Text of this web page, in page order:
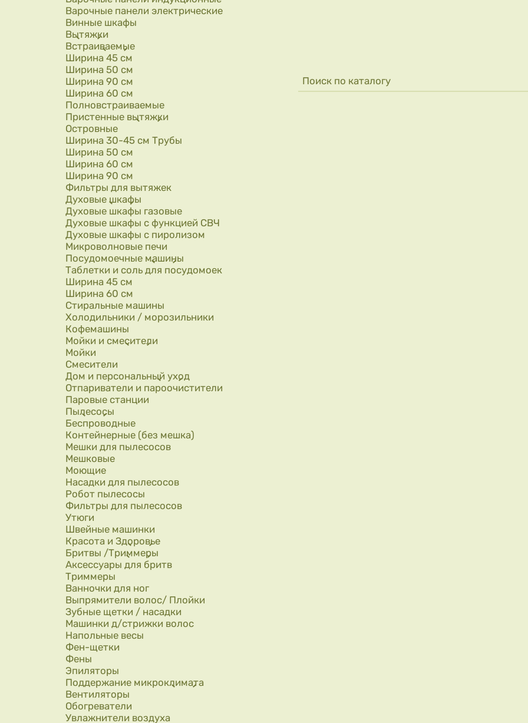
Варочные панели электрические
Винные шкафы
Вытяжки
Встраиваемые
Ширина 45 см
Ширина 50 см
Ширина 90 см
Ширина 60 см
Полновстраиваемые
Пристенные вытяжки
Островные
Ширина 30-45 см Трубы
Ширина 50 см
Ширина 60 см
Ширина 90 см
Фильтры для вытяжек
Духовые шкафы
Духовые шкафы газовые
Духовые шкафы с функцией СВЧ
Духовые шкафы с пиролизом
Микроволновые печи
Посудомоечные машины
Таблетки и соль для посудомоек
Ширина 45 см
Ширина 60 см
Стиральные машины
Холодильники / морозильники
Кофемашины
Мойки и смесители
Мойки
Смесители
Дом и персональный уход
Отпариватели и пароочистители
Паровые станции
Пылесосы
Беспроводные
Контейнерные (без мешка)
Мешки для пылесосов
Мешковые
Моющие
Насадки для пылесосов
Робот пылесосы
Фильтры для пылесосов
Утюги
Швейные машинки
Красота и Здоровье
Бритвы /Триммеры
Аксессуары для бритв
Триммеры
Ванночки для ног
Выпрямители волос/ Плойки
Зубные щетки / насадки
Машинки д/стрижки волос
Напольные весы
Фен-щетки
Фены
Эпиляторы
Поддержание микроклимата
Вентиляторы
Обогреватели
Увлажнители воздуха
Форма поиска
Поиск